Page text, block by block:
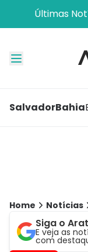
Últimas
SalvadorBahia
Home Notícias
Siga o
E veja as
com